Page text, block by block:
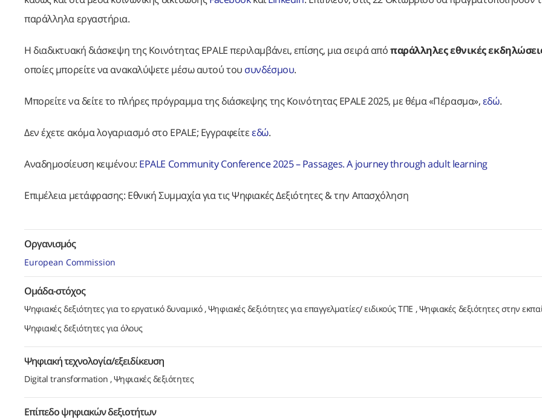
παράλληλα εργαστήρια.
Η διαδικτυακή διάσκεψη της Κοινότητας EPALE περιλαμβάνει, επίσης, μια σειρά απόπαράλληλες εθνικές
οποίες μπορείτε να ανακαλύψετε μέσω αυτού του συνδέσμου.
Μπορείτε να δείτε το πλήρες πρόγραμμα της διάσκεψης της Κοινότητας EPALE 2025, με θέμα «Πέρασμα»,εδώ.
Δεν έχετε ακόμα λογαριασμό στο EPALE; Εγγραφείτεεδώ.
Αναδημοσίευση κειμένου: EPALE Community Conference 2025 – Passages. A journey through adult learning
Επιμέλεια μετάφρασης: Εθνική Συμμαχία για τις Ψηφιακές Δεξιότητες & την Απασχόληση
Οργανισμός
European Commission
Ομάδα-στόχος
Ψηφιακές δεξιότητες για το εργατικό δυναμικό Ψηφιακές δεξιότητες για επαγγελματίες/ ειδικούς ΤΠΕ Ψηφιακές δεξιότητες στην
Ψηφιακές δεξιότητες για όλους
Ψηφιακή τεχνολογία/εξειδίκευση
Digital transformation Ψηφιακές δεξιότητες
Επίπεδο ψηφιακών δεξιοτήτων